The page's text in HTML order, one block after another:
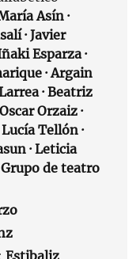
Asín ·
· Javier
Esparza ·
· Argain
· Beatriz
Orzaiz ·
Tellón ·
· Leticia
Grupo de teatro